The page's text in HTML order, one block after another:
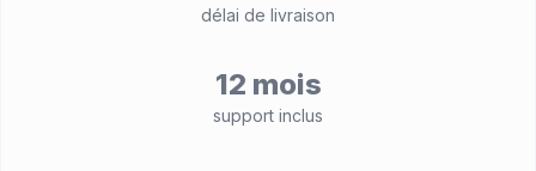
délai de livraison
12 mois
support inclus